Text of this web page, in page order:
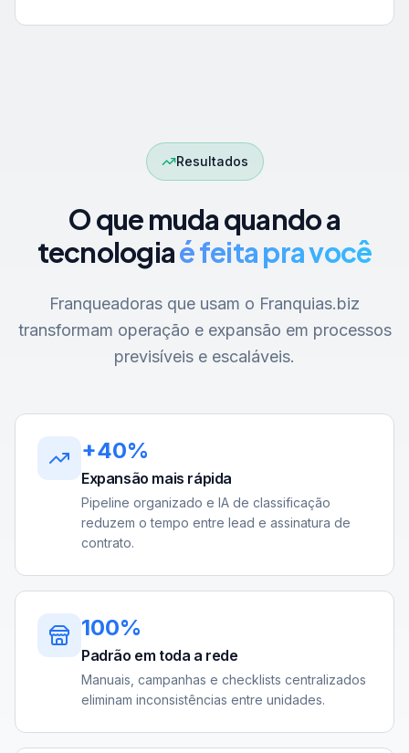
Resultados
O que muda quando a
tecnologiaé feita pra você
Franqueadoras que usam o Franquias.biz
transformam operação e expansão em processos
previsíveis e escaláveis.
+40%
Expansão mais rápida
Pipeline organizado e IA de classificação
reduzem o tempo entre lead e assinatura de
contrato.
100%
Padrão em toda a rede
Manuais, campanhas e checklists centralizados
eliminam inconsistências entre unidades.